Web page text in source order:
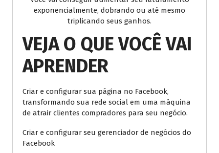
exponencialmente, dobrando ou até mesmo
triplicando seus ganhos.
VEJA O QUE VOCÊ VAI
APRENDER
Criar e configurar sua página no Facebook,
transformando sua rede social em uma máquina
de atrair clientes compradores para seu negócio.
Criar e configurar seu gerenciador de negócios do
Facebook